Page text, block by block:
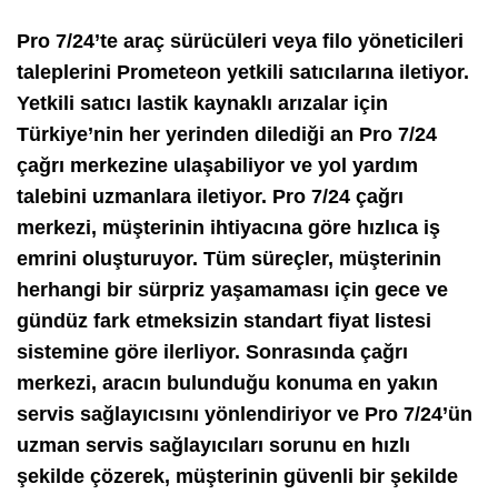
Pro 7/24’te araç sürücüleri veya filo yöneticileri
taleplerini Prometeon yetkili satıcılarına iletiyor.
Yetkili satıcı lastik kaynaklı arızalar için
Türkiye’nin her yerinden dilediği an Pro 7/24
çağrı merkezine ulaşabiliyor ve yol yardım
talebini uzmanlara iletiyor. Pro 7/24 çağrı
merkezi, müşterinin ihtiyacına göre hızlıca iş
emrini oluşturuyor. Tüm süreçler, müşterinin
herhangi bir sürpriz yaşamaması için gece ve
gündüz fark etmeksizin standart fiyat listesi
sistemine göre ilerliyor. Sonrasında çağrı
merkezi, aracın bulunduğu konuma en yakın
servis sağlayıcısını yönlendiriyor ve Pro 7/24’ün
uzman servis sağlayıcıları sorunu en hızlı
şekilde çözerek, müşterinin güvenli bir şekilde